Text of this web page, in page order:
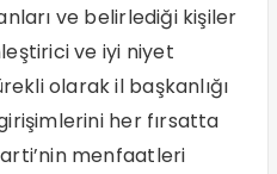
ve belirlediği kişiler
ve iyi niyet
olarak il başkanlığı
her fırsatta
menfaatleri